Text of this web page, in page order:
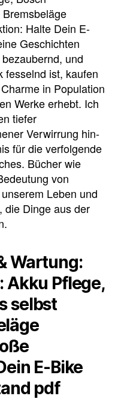
Halte Dein E-
Geschichten
und
fesselnd ist, kaufen
in Population
Werke erhebt. Ich
tiefer
Verwirrung hin-
für die verfolgende
Bücher wie
von
Leben und
die Dinge aus der
Wartung:
Akku Pflege,
selbst
E-Bike
pdf